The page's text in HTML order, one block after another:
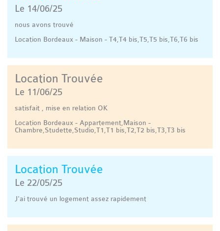
Le 14/06/25
nous avons trouvé
Location Bordeaux - Maison - T4,T4 bis,T5,T5 bis,T6,T6 bis
Location Trouvée
Le 11/06/25
satisfait , mise en relation OK
Location Bordeaux - Appartement,Maison -
Chambre,Studette,Studio,T1,T1 bis,T2,T2 bis,T3,T3 bis
Location Trouvée
Le 22/05/25
J'ai trouvé un logement assez rapidement